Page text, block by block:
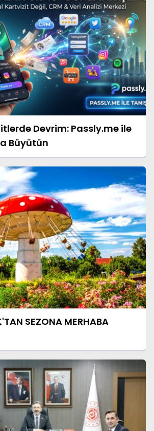
Devrim: Passly.me ile
Büyütün
SEZONA MERHABA